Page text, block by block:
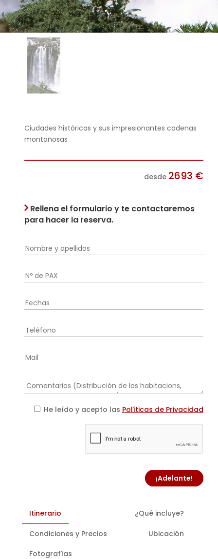
Ciudades históricas y sus impresionantes cadenas
montañosas
desde 2693 €
Rellena el formulario y te contactaremos
para hacer la reserva.
He leído y acepto las Políticas de Privacidad
¡Adelante!
Itinerario ¿Qué incluye?
Condiciones y Precios Ubicación
Fotografías